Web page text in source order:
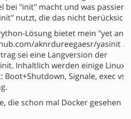
bei "init" macht und was
nutzt, die das nicht
Lösung bietet mein "yet
aknrdureegaesr/yasinit .
sei eine Langversion der
Inhaltlich werden einige Linux-
Signale, exec vs.
die schon mal Docker gesehen